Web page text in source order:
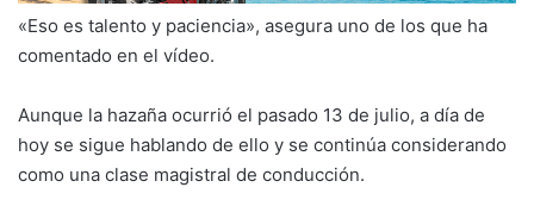
«Eso es talento y paciencia», asegura uno de los que ha
comentado en el vídeo.
Aunque la hazaña ocurrió el pasado 13 de julio, a día de
hoy se sigue hablando de ello y se continúa considerando
como una clase magistral de conducción.